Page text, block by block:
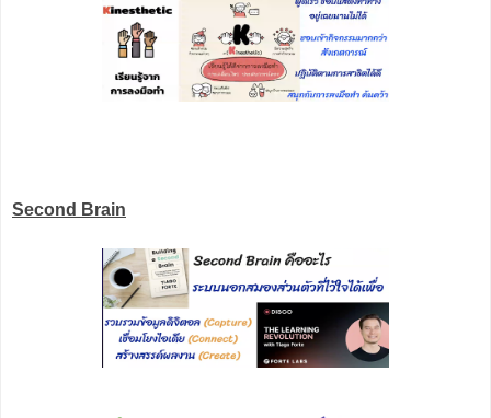
Second Brain